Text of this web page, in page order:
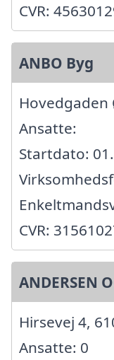
CVR:
ANBO Byg
Hovedgaden
Ansatte:
Startdato:
CVR:
ANDERSEN
Hirsevej 4,
Ansatte: 0